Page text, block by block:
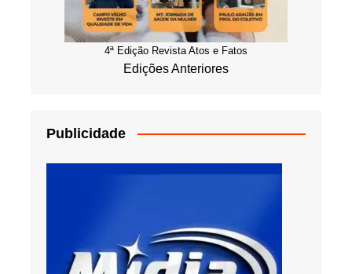
4ª Edição Revista Atos e Fatos
Edições Anteriores
Publicidade